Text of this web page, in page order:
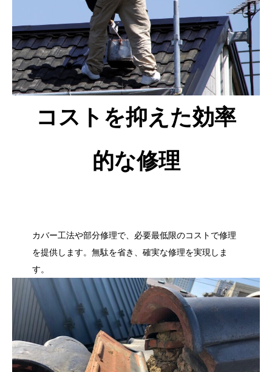
コストを抑えた効率
的な修理
カバー工法や部分修理で、必要最低限のコストで修理
を提供します。無駄を省き、確実な修理を実現しま
す。